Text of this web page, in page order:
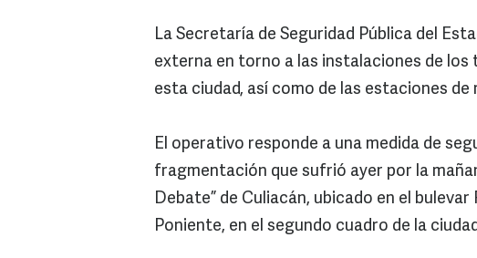
La Secretaría de Seguridad Pública del
externa en torno a las instalaciones de los
esta ciudad, así como de las estaciones de
El operativo responde a una medida de
fragmentación que sufrió ayer por la
Debate” de Culiacán, ubicado en el
Poniente, en el segundo cuadro de la